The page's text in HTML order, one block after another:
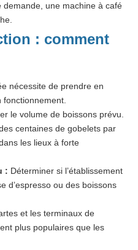
une machine à café
: comment
nécessite de prendre en
fonctionnement.
le volume de boissons prévu.
centaines de gobelets par
les lieux à forte
: Déterminer si l’établissement
d’espresso ou des boissons
et les terminaux de
plus populaires que les